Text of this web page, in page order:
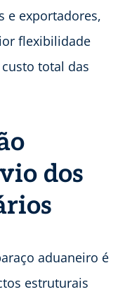
e exportadores,
flexibilidade
total das
dos
aduaneiro é
estruturais